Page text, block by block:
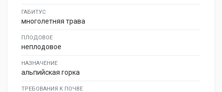
ГАБИТУС
многолетняя трава
ПЛОДОВОЕ
неплодовое
НАЗНАЧЕНИЕ
альпийская горка
ТРЕБОВАНИЯ К ПОЧВЕ